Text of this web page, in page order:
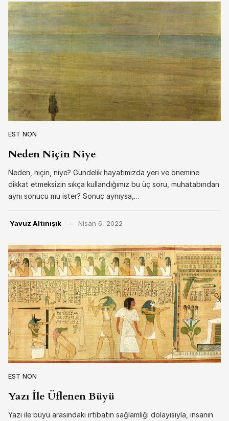
EST NON
Neden Niçin Niye
Neden, niçin, niye? Gündelik hayatımızda yeri ve önemine
dikkat etmeksizin sıkça kullandığımız bu üç soru, muhatabından
aynı sonucu mu ister? Sonuç aynıysa,…
Yavuz Altınışık Nisan 6, 2022
EST NON
Yazı İle Üflenen Büyü
Yazı ile büyü arasındaki irtibatın sağlamlığı dolayısıyla, insanın